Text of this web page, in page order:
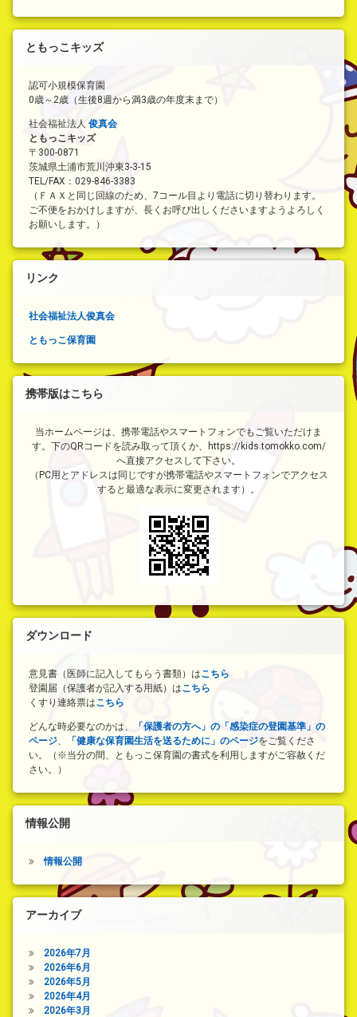
ともっこキッズ
認可小規模保育園
0歳～2歳（生後8週から満3歳の年度末まで）
社会福祉法人 俊真会
ともっこキッズ
〒300-0871
茨城県土浦市荒川沖東3-3-15
TEL/FAX：029-846-3383
（ＦＡＸと同じ回線のため、7コール目より電話に切り替わります。
ご不便をおかけしますが、長くお呼び出しくださいますようよろしく
お願いします。）
リンク
社会福祉法人俊真会
ともっこ保育園
携帯版はこちら
当ホームページは、携帯電話やスマートフォンでもご覧いただけま
す。下のQRコードを読み取って頂くか、https://kids.tomokko.com/
へ直接アクセスして下さい。
（PC用とアドレスは同じですが携帯電話やスマートフォンでアクセス
すると最適な表示に変更されます）。
ダウンロード
意見書（医師に記入してもらう書類）はこちら
登園届（保護者が記入する用紙）はこちら
くすり連絡票はこちら
どんな時必要なのかは、
「保護者の方へ」の「感染症の登園基準」の
ページ、 「健康な保育園生活を送るために」のページをご覧くださ
い。（※当分の間、ともっこ保育園の書式を利用しますがご容赦くだ
さい。）
情報公開
情報公開
アーカイブ
2026年7月
2026年6月
2026年5月
2026年4月
2026年3月